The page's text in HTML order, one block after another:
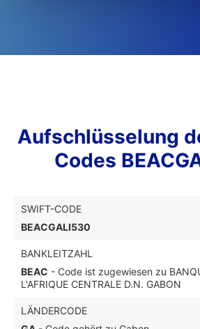
Aufschlüsselung
Codes
SWIFT-CODE
BEACGALI530
BANKLEITZAHL
BEAC - Code ist zugewiesen zu
L'AFRIQUE CENTRALE D.N. GABON
LÄNDERCODE